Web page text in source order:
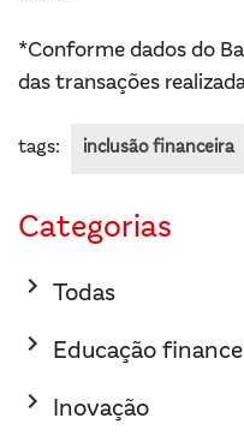
*Conforme dados do
das transações
tags: inclusão financeira
Categorias
keyboard_arrow_right Todas
keyboard_arrow_right Educação
keyboard_arrow_right Inovação